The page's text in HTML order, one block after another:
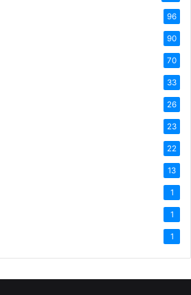
96
90
70
33
26
23
22
13
1
1
1